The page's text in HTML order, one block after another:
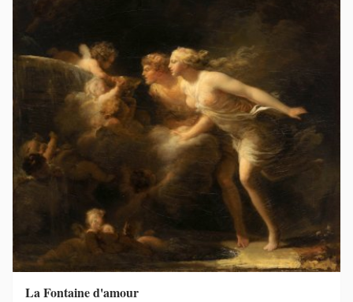
La Fontaine d'amour